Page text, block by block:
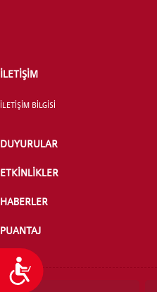
Ulaşılabilirlik
İLETİŞİM
İLETİŞİM BİLGİSİ
DUYURULAR
ETKİNLİKLER
HABERLER
PUANTAJ